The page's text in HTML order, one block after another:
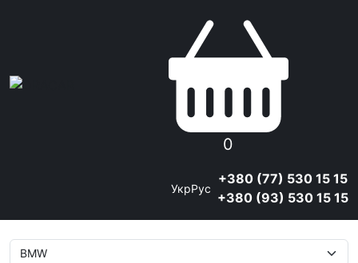
0
УкрРус
+380 (77) 530 15 15
+380 (93) 530 15 15